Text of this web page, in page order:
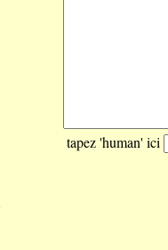
tapez 'human' ici